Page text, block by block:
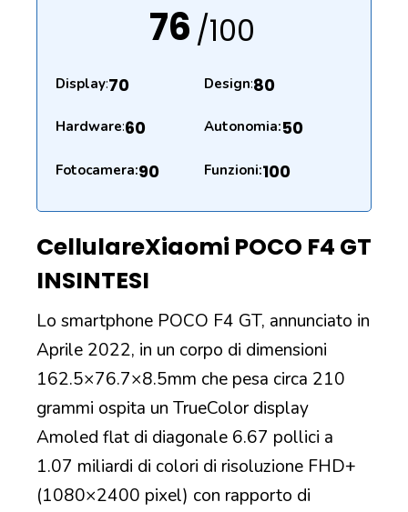
76 /100
Display:70 Design:80
Hardware:60 Autonomia:50
Fotocamera:90 Funzioni:100
CellulareXiaomi POCO F4 GT
INSINTESI
Lo smartphone POCO F4 GT, annunciato in
Aprile 2022, in un corpo di dimensioni
162.5×76.7×8.5mm che pesa circa 210
grammi ospita un TrueColor display
Amoled flat di diagonale 6.67 pollici a
1.07 miliardi di colori di risoluzione FHD+
(1080×2400 pixel) con rapporto di